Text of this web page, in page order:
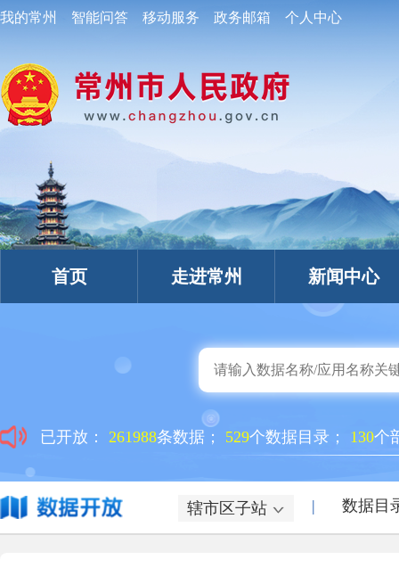
已开放： 261988条数据； 529个数据目录； 130个
辖市区子站 | 数据目